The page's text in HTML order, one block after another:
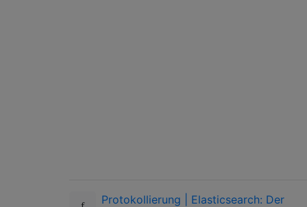
Protokollierung | Elasticsearch: Der